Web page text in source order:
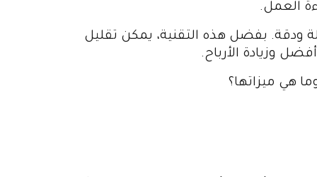
العمل.
ودقة. بفضل هذه التقنية، يمكن تقليل
وزيادة الأرباح.
هي ميزاتها؟